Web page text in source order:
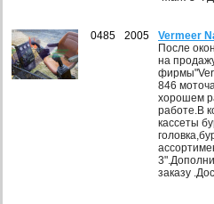
0485 2005
Vermeer
После
на
846
хорошем
работе.В
кассеты
заказу